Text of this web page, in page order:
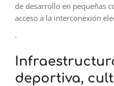
de desarrollo en pequeñas
acceso a la interconexión
.
deportiva,